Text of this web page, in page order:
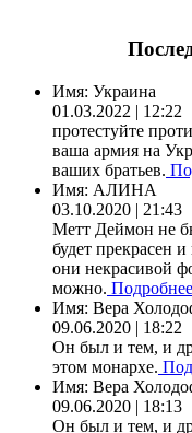
Имя: Украина
01.03.2022 | 12:22
протестуйте
ваша армия на
ваших братьев.
Имя: АЛИНА
03.10.2020 | 21:43
Метт Деймон не
будет прекрасен
они некрасивой
можно.
Имя: Вера
09.06.2020 | 18:22
Он был и тем, и
этом монархе.
Имя: Вера
09.06.2020 | 18:13
Он был и тем, и